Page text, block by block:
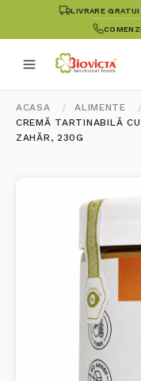
LIVRARE
ACASA
ALIMENTE
CREMĂ TARTINABILĂ
ZAHĂR, 230G